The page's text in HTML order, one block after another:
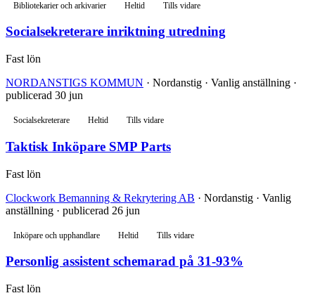
Bibliotekarier och arkivarier Heltid Tills vidare
Socialsekreterare inriktning utredning
Fast lön
NORDANSTIGS KOMMUN · Nordanstig · Vanlig anställning ·
publicerad 30 jun
Socialsekreterare Heltid Tills vidare
Taktisk Inköpare SMP Parts
Fast lön
Clockwork Bemanning & Rekrytering AB · Nordanstig · Vanlig
anställning · publicerad 26 jun
Inköpare och upphandlare Heltid Tills vidare
Personlig assistent schemarad på 31-93%
Fast lön